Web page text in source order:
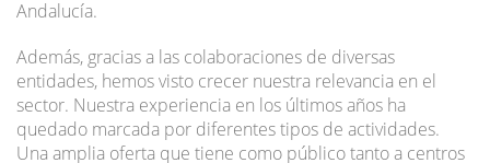
Andalucía.
Además, gracias a las colaboraciones de diversas
entidades, hemos visto crecer nuestra relevancia en el
sector. Nuestra experiencia en los últimos años ha
quedado marcada por diferentes tipos de actividades.
Una amplia oferta que tiene como público tanto a centros